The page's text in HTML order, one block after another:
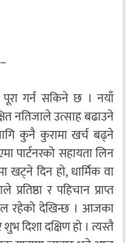
पूरा गर्न सकिने छ । नयाँ
नतिजाले उत्साह बढाउने
कुनै कुरामा खर्च बढ्ने
पार्टनरको सहायता लिन
खट्ने दिन हो, धार्मिक वा
र पहिचान प्राप्त
रहेको देखिन्छ । आजका
दिशा दक्षिण हो । त्यस्तै